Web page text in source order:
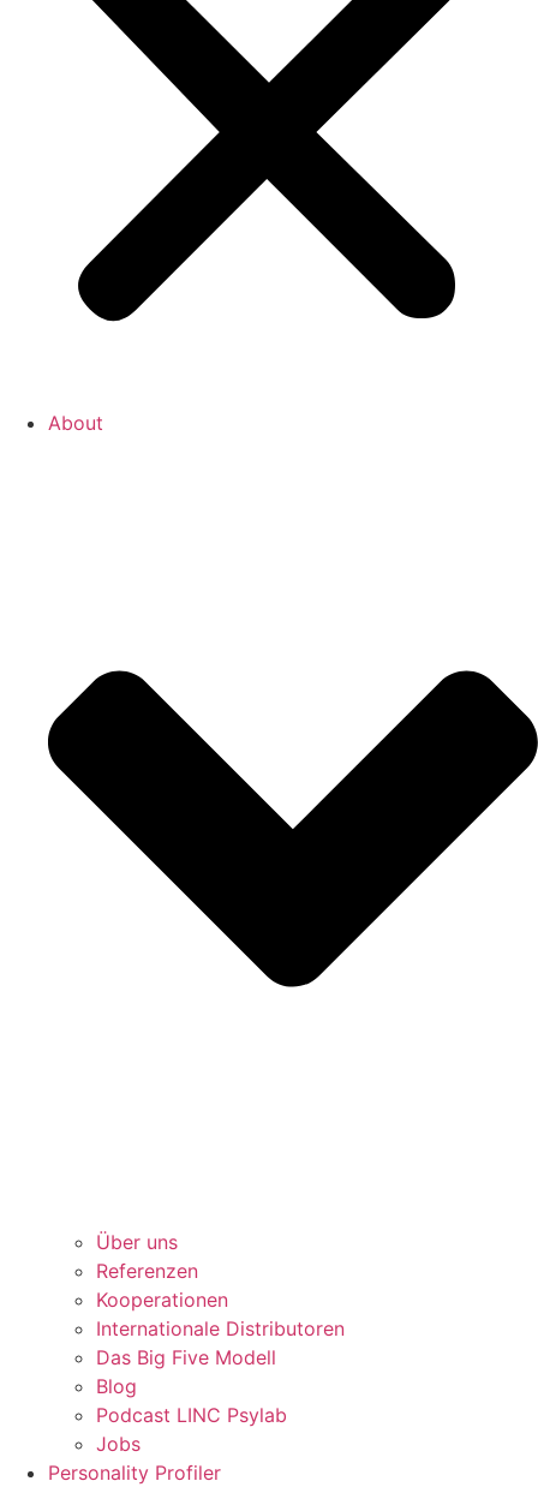
About
Über uns
Referenzen
Kooperationen
Internationale Distributoren
Das Big Five Modell
Blog
Podcast LINC Psylab
Jobs
Personality Profiler